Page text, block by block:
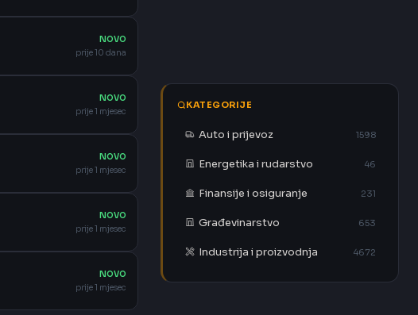
NOVO
prije 10 dana
NOVO
prije 1 mjesec
NOVO
prije 1 mjesec
NOVO
prije 1 mjesec
NOVO
prije 1 mjesec
KATEGORIJE
Auto i prijevoz 1598
Energetika i rudarstvo 46
Finansije i osiguranje 231
Građevinarstvo 653
Industrija i proizvodnja 4672